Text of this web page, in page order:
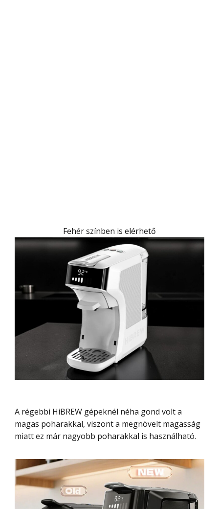
Fehér színben is elérhető
A régebbi HiBREW gépeknél néha gond volt a
magas poharakkal, viszont a megnövelt magasság
miatt ez már nagyobb poharakkal is használható.